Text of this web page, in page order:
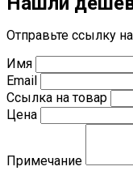
Отправьте ссылку
Имя
Email
Ссылка на товар
Цена
Примечание